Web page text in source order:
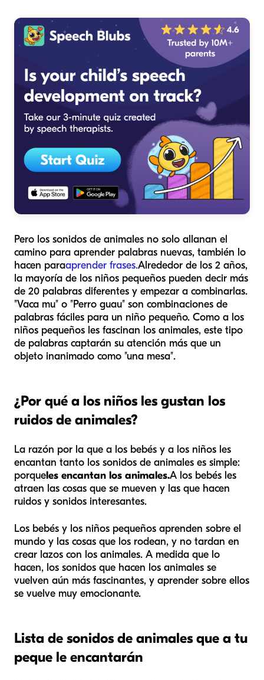
Pero los sonidos de animales no solo allanan el
camino para aprender palabras nuevas, también lo
hacen paraaprender frases.Alrededor de los 2 años,
la mayoría de los niños pequeños pueden decir más
de 20 palabras diferentes y empezar a combinarlas.
"Vaca mu" o "Perro guau" son combinaciones de
palabras fáciles para un niño pequeño. Como a los
niños pequeños les fascinan los animales, este tipo
de palabras captarán su atención más que un
objeto inanimado como "una mesa".
¿Por qué a los niños les gustan los
ruidos de animales?
La razón por la que a los bebés y a los niños les
encantan tanto los sonidos de animales es simple:
porqueles encantan los animales.A los bebés les
atraen las cosas que se mueven y las que hacen
ruidos y sonidos interesantes.
Los bebés y los niños pequeños aprenden sobre el
mundo y las cosas que los rodean, y no tardan en
crear lazos con los animales. A medida que lo
hacen, los sonidos que hacen los animales se
vuelven aún más fascinantes, y aprender sobre ellos
se vuelve muy emocionante.
Lista de sonidos de animales que a tu
peque le encantarán